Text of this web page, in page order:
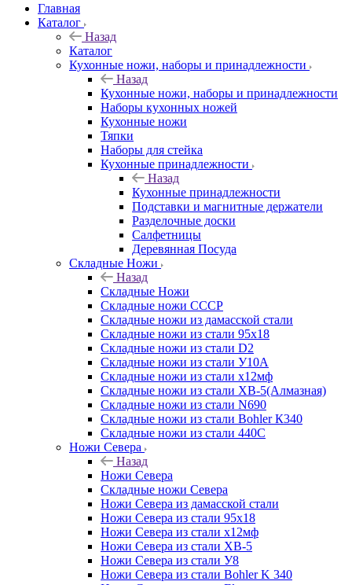
Главная
Каталог
Назад
Каталог
Кухонные ножи, наборы и принадлежности
Назад
Кухонные ножи, наборы и принадлежности
Наборы кухонных ножей
Кухонные ножи
Тяпки
Наборы для стейка
Кухонные принадлежности
Назад
Кухонные принадлежности
Подставки и магнитные держатели
Разделочные доски
Салфетницы
Деревянная Посуда
Складные Ножи
Назад
Складные Ножи
Cкладные ножи СССР
Складные ножи из дамасской стали
Складные ножи из стали 95х18
Складные ножи из стали D2
Складные ножи из стали У10А
Складные ножи из стали х12мф
Складные ножи из стали ХВ-5(Алмазная)
Складные ножи из стали N690
Складные ножи из стали Bohler К340
Складные ножи из стали 440С
Ножи Севера
Назад
Ножи Севера
Складные ножи Севера
Ножи Севера из дамасской стали
Ножи Севера из стали 95х18
Ножи Севера из стали х12мф
Ножи Севера из стали ХВ-5
Ножи Севера из стали У8
Ножи Севера из стали Bohler K 340